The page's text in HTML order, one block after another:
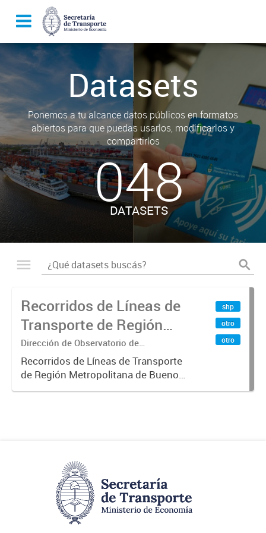
Datasets
Ponemos a tu alcance datos públicos en formatos
abiertos para que puedas usarlos, modificarlos y
compartirlos
048
DATASETS
Recorridos de Líneas de
Transporte de Región
Metropolitana de
Buenos Aires (RMBA)
Dirección de Observatorio de
Transporte, Estudio y Sistemas
Recorridos de Líneas de Transporte
de Región Metropolitana de Buenos
Aires (RMBA).-
shp
otro
otro